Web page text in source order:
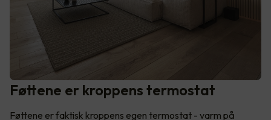
Føttene er kroppens termostat
Føttene er faktisk kroppens egen termostat - varm på